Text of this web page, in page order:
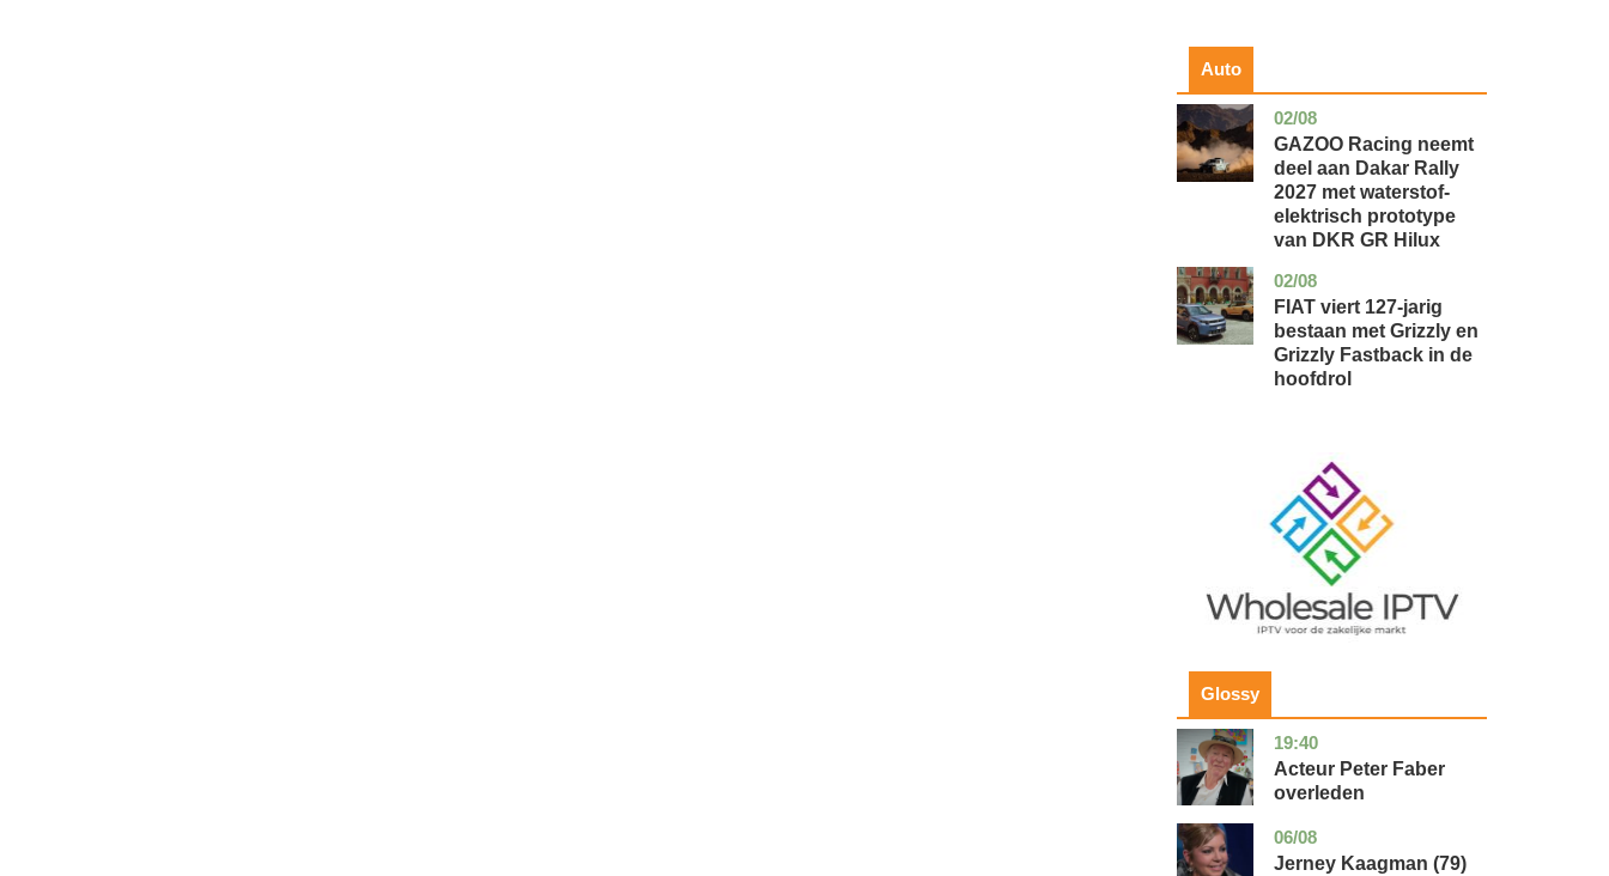
Auto
02/08
auto
GAZOO Racing neemt
deel aan Dakar Rally
2027 met waterstof-
elektrisch prototype
van DKR GR Hilux
02/08
auto
FIAT viert 127-jarig
bestaan met Grizzly en
Grizzly Fastback in de
hoofdrol
Glossy
19:40
noord-
holland
glossy
Acteur Peter Faber
overleden
06/08
noord-
holland
glossy
Jerney Kaagman (79)